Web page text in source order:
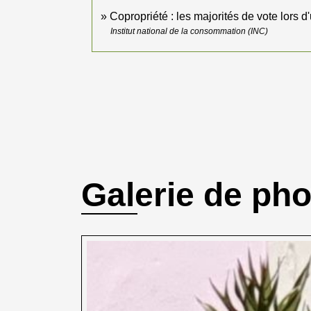
Copropriété : les majorités de vote lors
Institut national de la consommation (INC)
Galerie de